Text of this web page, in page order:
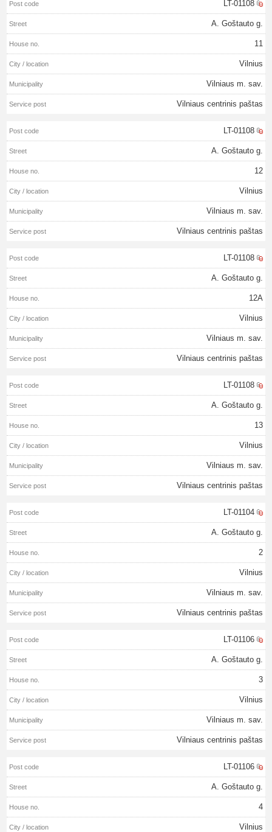
LT-01108
A. Goštauto g.
11
Vilnius
Vilniaus m. sav.
Vilniaus centrinis paštas
LT-01108
A. Goštauto g.
12
Vilnius
Vilniaus m. sav.
Vilniaus centrinis paštas
LT-01108
A. Goštauto g.
12A
Vilnius
Vilniaus m. sav.
Vilniaus centrinis paštas
LT-01108
A. Goštauto g.
13
Vilnius
Vilniaus m. sav.
Vilniaus centrinis paštas
LT-01104
A. Goštauto g.
2
Vilnius
Vilniaus m. sav.
Vilniaus centrinis paštas
LT-01106
A. Goštauto g.
3
Vilnius
Vilniaus m. sav.
Vilniaus centrinis paštas
LT-01106
A. Goštauto g.
4
Vilnius